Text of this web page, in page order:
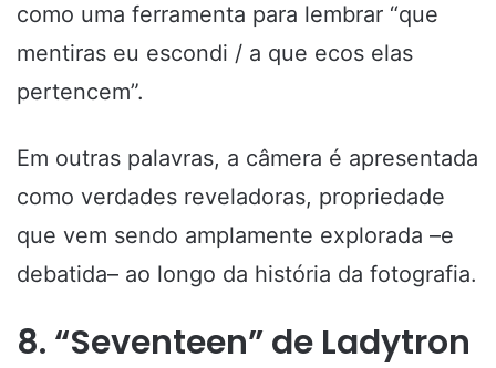
como uma ferramenta para lembrar “que
mentiras eu escondi / a que ecos elas
pertencem”.
Em outras palavras, a câmera é apresentada
como verdades reveladoras, propriedade
que vem sendo amplamente explorada –e
debatida– ao longo da história da fotografia.
8. “Seventeen” de Ladytron